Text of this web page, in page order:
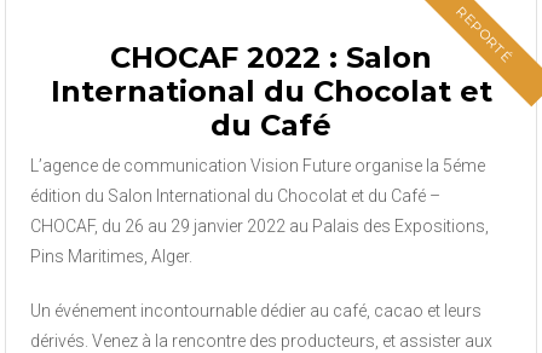
REPORTÉ
CHOCAF 2022 : Salon
International du Chocolat et
du Café
L’agence de communication Vision Future organise la 5éme
édition du Salon International du Chocolat et du Café –
CHOCAF, du 26 au 29 janvier 2022 au Palais des Expositions,
Pins Maritimes, Alger.
Un événement incontournable dédier au café, cacao et leurs
dérivés. Venez à la rencontre des producteurs, et assister aux